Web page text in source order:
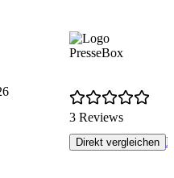
PresseBox
3 Reviews
Direkt vergleichen